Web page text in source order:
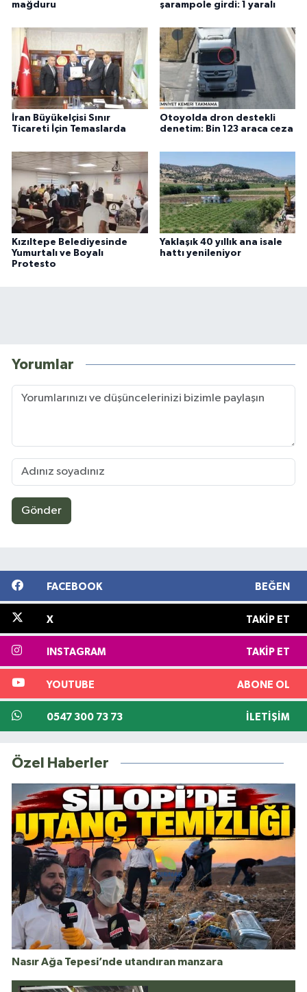
mağduru şarampole girdi: 1 yaralı
İran Büyükelçisi Sınır
Ticareti İçin Temaslarda
Otoyolda dron destekli
denetim: Bin 123 araca ceza
Kızıltepe Belediyesinde
Yumurtalı ve Boyalı
Protesto
Yaklaşık 40 yıllık ana isale
hattı yenileniyor
Yorumlar
Gönder
FACEBOOK BEĞEN
X TAKIP ET
INSTAGRAM TAKIP ET
YOUTUBE ABONE OL
0547 300 73 73 İLETIŞIM
Özel Haberler
Nasır Ağa Tepesi’nde utandıran manzara